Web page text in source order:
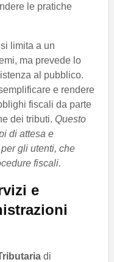
le pratiche
limita a un
ma prevede lo
al pubblico.
e rendere
fiscali da parte
dei tributi. Questo
di attesa e
gli utenti, che
fiscali.
e
di